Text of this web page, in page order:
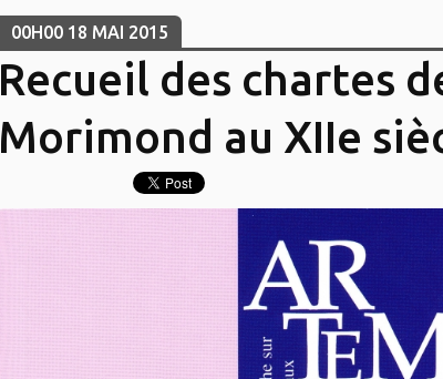
00H00 18 MAI 2015
Recueil des chartes
Morimond au XIIe